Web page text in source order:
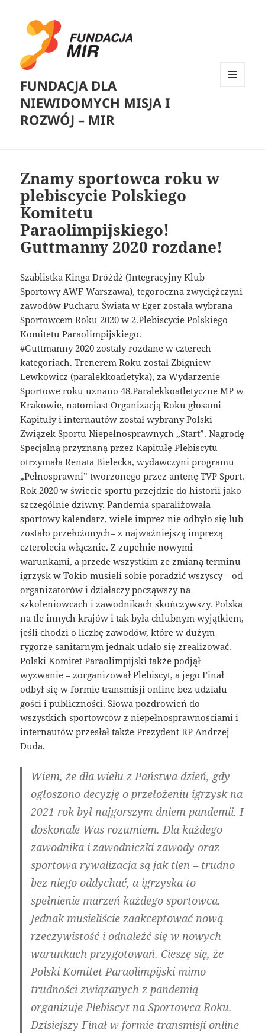
FUNDACJA DLA
NIEWIDOMYCH MISJA I
ROZWÓJ – MIR
Znamy sportowca roku w
plebiscycie Polskiego
Komitetu
Paraolimpijskiego!
Guttmanny 2020 rozdane!
Szablistka Kinga Dróżdż (Integracyjny Klub
Sportowy AWF Warszawa), tegoroczna zwyciężczyni
zawodów Pucharu Świata w Eger została wybrana
Sportowcem Roku 2020 w 2.Plebiscycie Polskiego
Komitetu Paraolimpijskiego.
#Guttmanny 2020 zostały rozdane w czterech
kategoriach. Trenerem Roku został Zbigniew
Lewkowicz (paralekkoatletyka), za Wydarzenie
Sportowe roku uznano 48.Paralekkoatletyczne MP w
Krakowie, natomiast Organizacją Roku głosami
Kapituły i internautów został wybrany Polski
Związek Sportu Niepełnosprawnych „Start”. Nagrodę
Specjalną przyznaną przez Kapitułę Plebiscytu
otrzymała Renata Bielecka, wydawczyni programu
„Pełnosprawni” tworzonego przez antenę TVP Sport.
Rok 2020 w świecie sportu przejdzie do historii jako
szczególnie dziwny. Pandemia sparaliżowała
sportowy kalendarz, wiele imprez nie odbyło się lub
zostało przełożonych– z najważniejszą imprezą
czterolecia włącznie. Z zupełnie nowymi
warunkami, a przede wszystkim ze zmianą terminu
igrzysk w Tokio musieli sobie poradzić wszyscy – od
organizatorów i działaczy począwszy na
szkoleniowcach i zawodnikach skończywszy. Polska
na tle innych krajów i tak była chlubnym wyjątkiem,
jeśli chodzi o liczbę zawodów, które w dużym
rygorze sanitarnym jednak udało się zrealizować.
Polski Komitet Paraolimpijski także podjął
wyzwanie – zorganizował Plebiscyt, a jego Finał
odbył się w formie transmisji online bez udziału
gości i publiczności. Słowa pozdrowień do
wszystkich sportowców z niepełnosprawnościami i
internautów przesłał także Prezydent RP Andrzej
Duda.
Wiem, że dla wielu z Państwa dzień, gdy
ogłoszono decyzję o przełożeniu igrzysk na
2021 rok był najgorszym dniem pandemii. I
doskonale Was rozumiem. Dla każdego
zawodnika i zawodniczki zawody oraz
sportowa rywalizacja są jak tlen – trudno
bez niego oddychać, a igrzyska to
spełnienie marzeń każdego sportowca.
Jednak musieliście zaakceptować nową
rzeczywistość i odnaleźć się w nowych
warunkach przygotowań. Cieszę się, że
Polski Komitet Paraolimpijski mimo
trudności związanych z pandemią
organizuje Plebiscyt na Sportowca Roku.
Dzisiejszy Finał w formie transmisji online